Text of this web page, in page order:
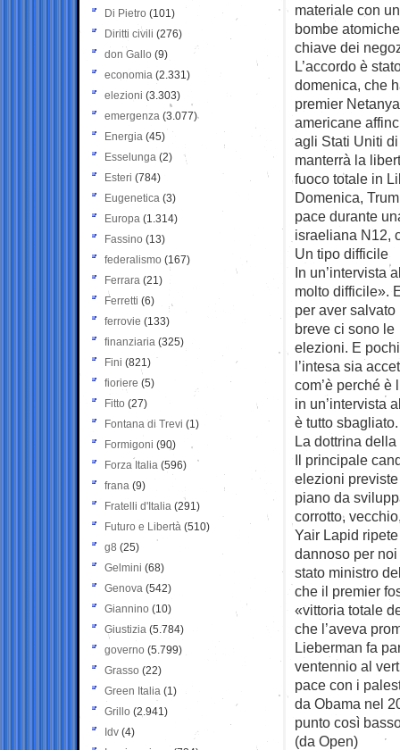
materiale con
bombe
chiave dei
L’accordo è
domenica, che
premier
americane
agli Stati Uniti
manterrà la
fuoco totale in
Domenica,
pace durante
israeliana N12,
Un tipo difficile
In un’intervista
molto difficile».
per aver
breve ci sono le
elezioni. E
l’intesa sia
com’è perché è
in un’intervista
è tutto
La dottrina
Il principale
elezioni
piano da
corrotto,
Yair Lapid
dannoso per
stato ministro
che il premier
«vittoria totale
che l’aveva
Lieberman fa
ventennio al
pace con i
da Obama nel
punto così
(da Open)
Di Pietro (101)
Diritti civili (276)
don Gallo (9)
economia (2.331)
elezioni (3.303)
emergenza (3.077)
Energia (45)
Esselunga (2)
Esteri (784)
Eugenetica (3)
Europa (1.314)
Fassino (13)
federalismo (167)
Ferrara (21)
Ferretti (6)
ferrovie (133)
finanziaria (325)
Fini (821)
fioriere (5)
Fitto (27)
Fontana di Trevi (1)
Formigoni (90)
Forza Italia (596)
frana (9)
Fratelli d'Italia (291)
Futuro e Libertà (510)
g8 (25)
Gelmini (68)
Genova (542)
Giannino (10)
Giustizia (5.784)
governo (5.799)
Grasso (22)
Green Italia (1)
Grillo (2.941)
Idv (4)